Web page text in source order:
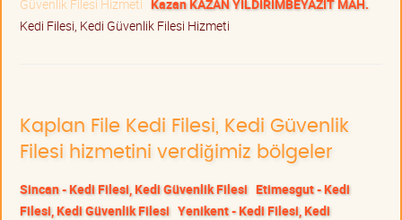
Güvenlik Filesi Hizmeti Kazan KAZAN YILDIRIMBEYAZIT MAH.
Kedi Filesi, Kedi Güvenlik Filesi Hizmeti
Kaplan File Kedi Filesi, Kedi Güvenlik
Filesi hizmetini verdiğimiz bölgeler
Sincan - Kedi Filesi, Kedi Güvenlik Filesi Etimesgut - Kedi
Filesi, Kedi Güvenlik Filesi Yenikent - Kedi Filesi, Kedi